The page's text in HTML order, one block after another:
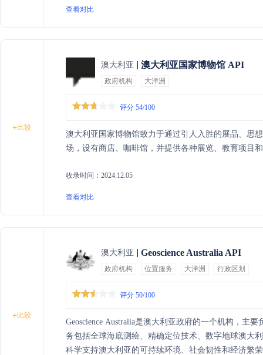
查看对比
+比较
澳大利亚 澳大利亚国家博物馆 API
政府机构 大洋洲
评分 54/100
澳大利亚国家博物馆致力于通过引人入胜的展品、思
场，设有商店、咖啡馆，并提供各种展览、教育项目
收录时间：2024.12.05
查看对比
+比较
澳大利亚 Geoscience Australia API
政府机构 位置服务 大洋洲 行政区划
评分 50/100
Geoscience Australia是澳大利亚政府的一个机构，主
务包括全球海底测绘、精确定位技术、数字地球澳大
科学支持澳大利亚的可持续环境、社会韧性和经济繁